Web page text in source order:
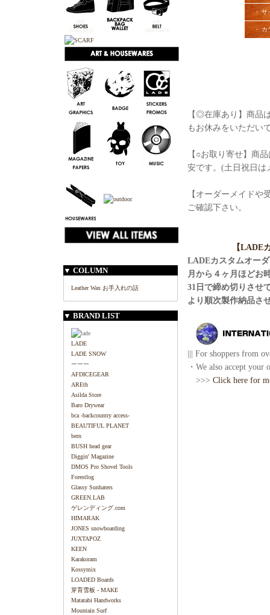
▼ COLUMN
Leather Wax お手入れの話
▼ BRAND LIST
LADE
LADE SNOW
ーーー
AFDICEGEAR
AREth
Asilda Store
Baro Drywear
bca -backcountry access-
BEAUTIFUL PLANET
bern
BUSH head gear
Diggin' Magazine
DMOS Pro Shovel Tools
Forestlog
Glassy Sunhaters
GREEN.LAB
ゲレンディング.com
HIMARAK
JONES snowboarding
JUXTAPOZ
KEEN
Karakoram
Kossymix
LOADED Boards
芽育雪板 - MAKE
Matatabi Handworks
Mountain Surf
・ サ
・ カ
【◎在庫あり】商品
もお休みをいただい
【○お取り寄せ】商
安です。(土日祝日は
【オーダーメイド
ご確認下さい。
【LADE
LADEカスタムオー
月から４ヶ月ほどお
31日で締め切りさせ
より順次製作納品さ
||| For shoppers from
・We also accept your
>>> Click here for